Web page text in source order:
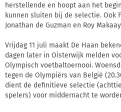
herstellende en hoopt aan het
kunnen sluiten bij de selectie. Ook
Jonathan de Guzman en Roy
Vrijdag 11 juli maakt De Haan
dagen later in Oisterwijk melden
Olympisch voetbaltoernooi.
tegen de Olympiërs van België
dient de definitieve selectie
spelers) voor middernacht te